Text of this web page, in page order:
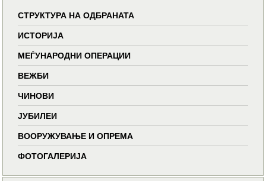
СТРУКТУРА НА ОДБРАНАТА
ИСТОРИЈА
МЕЃУНАРОДНИ ОПЕРАЦИИ
ВЕЖБИ
ЧИНОВИ
ЈУБИЛЕИ
ВООРУЖУВАЊЕ И ОПРЕМА
ФОТОГАЛЕРИЈА